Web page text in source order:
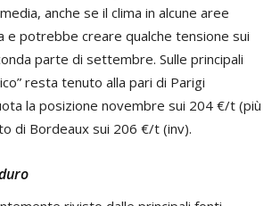
anche se il clima in alcune aree
e potrebbe creare qualche tensione sui
parte di settembre. Sulle principali
resta tenuto alla pari di Parigi
la posizione novembre sui 204 €/t (più
di Bordeaux sui 206 €/t (inv).